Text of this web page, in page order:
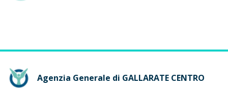
Agenzia Generale di GALLARATE CENTRO